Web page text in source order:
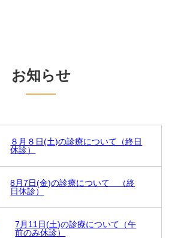
お知らせ
８月８日(土)の診療について（終日
休診）
8月7日(金)の診療について （終
日休診）
7月11日(土)の診療について（午
前のみ休診）